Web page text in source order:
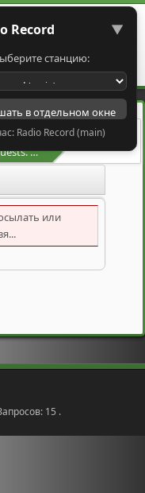
Record ▼
станцию:
в отдельном окне
Radio Record (main)
Для гостей. Есть вопрос? Пиши. For guests. Have a question? Write.
или
15 .